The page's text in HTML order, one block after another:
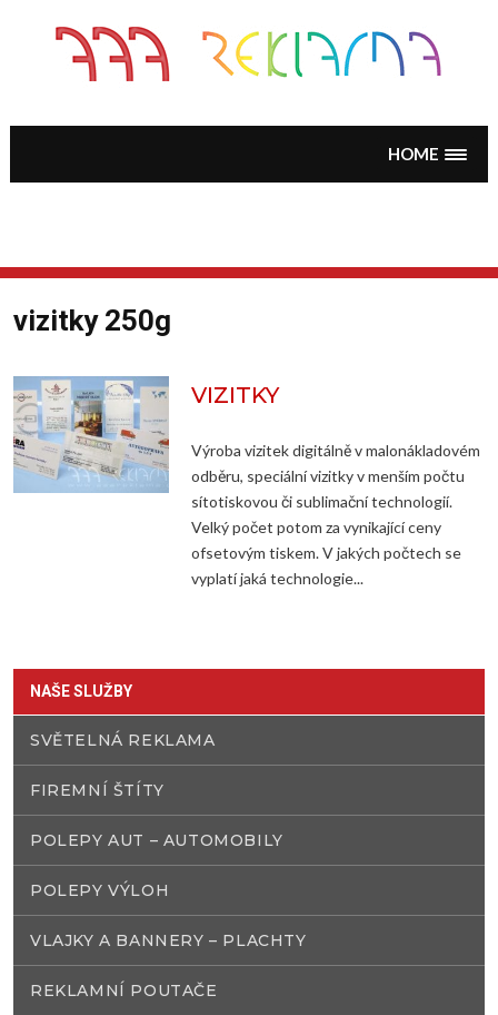
content
HOME
vizitky 250g
VIZITKY
Výroba vizitek digitálně v malonákladovém
odběru, speciální vizitky v menším počtu
sítotiskovou či sublimační technologií.
Velký počet potom za vynikající ceny
ofsetovým tiskem. V jakých počtech se
vyplatí jaká technologie...
NAŠE SLUŽBY
SVĚTELNÁ REKLAMA
FIREMNÍ ŠTÍTY
POLEPY AUT – AUTOMOBILY
POLEPY VÝLOH
VLAJKY A BANNERY – PLACHTY
REKLAMNÍ POUTAČE